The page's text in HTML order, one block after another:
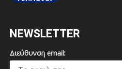
NEWSLETTER
Διεύθυνση email: